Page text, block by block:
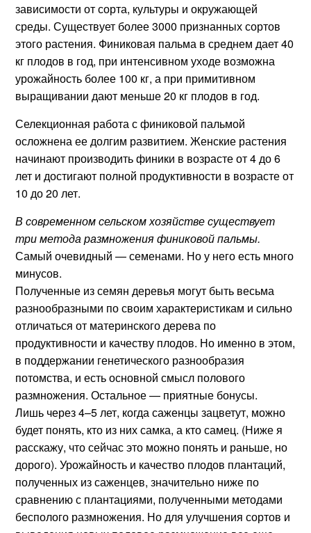
зависимости от сорта, культуры и окружающей
среды. Существует более 3000 признанных сортов
этого растения. Финиковая пальма в среднем дает 40
кг плодов в год, при интенсивном уходе возможна
урожайность более 100 кг, а при примитивном
выращивании дают меньше 20 кг плодов в год.
Селекционная работа с финиковой пальмой
осложнена ее долгим развитием. Женские растения
начинают производить финики в возрасте от 4 до 6
лет и достигают полной продуктивности в возрасте от
10 до 20 лет.
В современном сельском хозяйстве существует
три метода размножения финиковой пальмы.
Самый очевидный — семенами. Но у него есть много
минусов.
Полученные из семян деревья могут быть весьма
разнообразными по своим характеристикам и сильно
отличаться от материнского дерева по
продуктивности и качеству плодов. Но именно в этом,
в поддержании генетического разнообразия
потомства, и есть основной смысл полового
размножения. Остальное — приятные бонусы.
Лишь через 4–5 лет, когда саженцы зацветут, можно
будет понять, кто из них самка, а кто самец. (Ниже я
расскажу, что сейчас это можно понять и раньше, но
дорого). Урожайность и качество плодов плантаций,
полученных из саженцев, значительно ниже по
сравнению с плантациями, полученными методами
бесполого размножения. Но для улучшения сортов и